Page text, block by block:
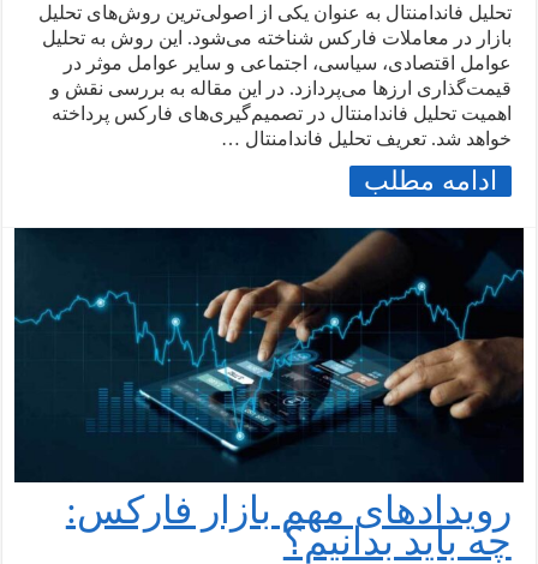
تحلیل فاندامنتال به عنوان یکی از اصولی‌ترین روش‌های تحلیل
بازار در معاملات فارکس شناخته می‌شود. این روش به تحلیل
عوامل اقتصادی، سیاسی، اجتماعی و سایر عوامل موثر در
قیمت‌گذاری ارزها می‌پردازد. در این مقاله به بررسی نقش و
اهمیت تحلیل فاندامنتال در تصمیم‌گیری‌های فارکس پرداخته
خواهد شد. تعریف تحلیل فاندامنتال …
ادامه مطلب
رویدادهای مهم بازار فارکس:
چه باید بدانیم؟